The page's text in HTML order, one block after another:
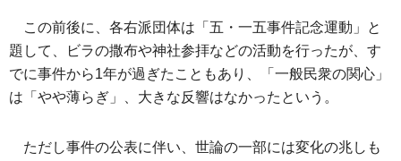
この前後に、各右派団体は「五・一五事件記念運動」と
題して、ビラの撒布や神社参拝などの活動を行ったが、す
でに事件から1年が過ぎたこともあり、「一般民衆の関心」
は「やや薄らぎ」、大きな反響はなかったという。
ただし事件の公表に伴い、世論の一部には変化の兆しも